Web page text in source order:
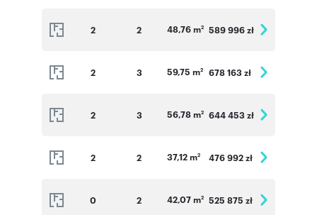
2 2 48,76 m2 589 996 zł
2 3 59,75 m2 678 163 zł
2 3 56,78 m2 644 453 zł
2 2 37,12 m2 476 992 zł
0 2 42,07 m2 525 875 zł